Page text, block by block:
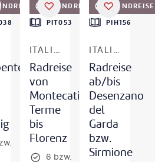
RUNDREISE
PIT053
ITALIEN - TOSKANA
Radreise
von
Montecatini
Terme
bis
Florenz
6 bzw.
RUNDREISE
PIH156
ITALIEN - GARDASEE
Radreise
ab/bis
Desenzano
del
Garda
bzw.
Sirmione